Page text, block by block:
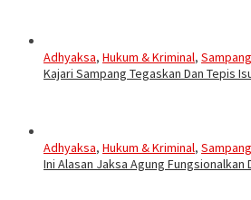
Adhyaksa, Hukum & Kriminal, Sampang
Kajari Sampang Tegaskan Dan Tepis
Adhyaksa, Hukum & Kriminal, Sampang
Ini Alasan Jaksa Agung Fungsionalkan